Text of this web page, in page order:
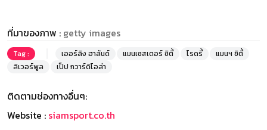
ที่มาของภาพ : getty images
Tag : เออร์ลิง ฮาลันด์ แมนเชสเตอร์ ซิตี้ โรดรี้
แมนฯ ซิตี้
ลิเวอร์พูล
เป็ป กวาร์ดิโอล่า
ติดตามช่องทางอื่นๆ:
Website : siamsport.co.th